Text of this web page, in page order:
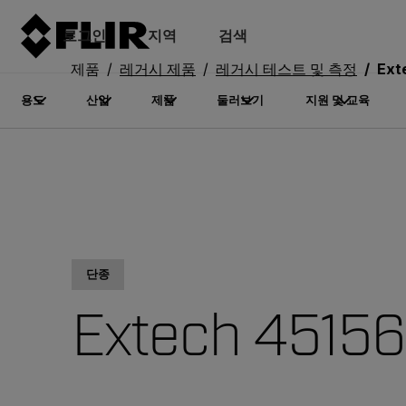
로그인 지역 검색
용도 산업 제품 둘러보기 지원 및 교육
제품 레거시 제품 레거시 테스트 및 측정
단종
Extech 45156